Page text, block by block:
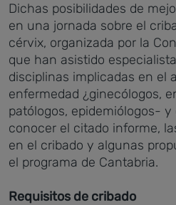
Dichas posibilidades de
en una jornada sobre el
cérvix, organizada por la
que han asistido
disciplinas implicadas en el
enfermedad ¿ginecólogos,
patólogos, epidemiólogos-
conocer el citado informe,
en el cribado y algunas
el programa de Cantabria.
Requisitos de cribado